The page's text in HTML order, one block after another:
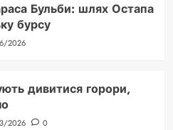
Бульби: шлях Остапа
бурсу
2026
дивитися горори,
2026 0